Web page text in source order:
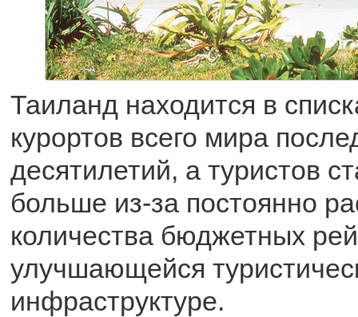
Таиланд находится в
курортов всего мира
десятилетий, а туристов
больше из-за постоянно
количества бюджетных
улучшающейся
инфраструктуре.